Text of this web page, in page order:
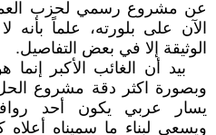
عن مشروع رسمي لحزب العمل
الآن على بلورته، علماً
الوثيقة إلا في بعض التفاصيل.
بيد أن الغائب الأكبر
وبصورة اكثر دقة مشروع
يسار عربي يكون أحد
ويسعى لبناء ما سميناه أعلاه